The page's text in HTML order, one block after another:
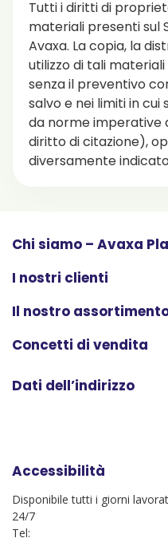
Tutti i diritti di
materiali presenti sul
Avaxa. La copia, la
utilizzo di tali
senza il preventivo
salvo e nei limiti in
da norme imperative
diritto di citazione),
diversamente
Chi siamo – Avaxa
I nostri clienti
Il nostro
Concetti di vendita
Dati dell’indirizzo
Accessibilità
Disponibile tutti i giorni
24/7
Tel: